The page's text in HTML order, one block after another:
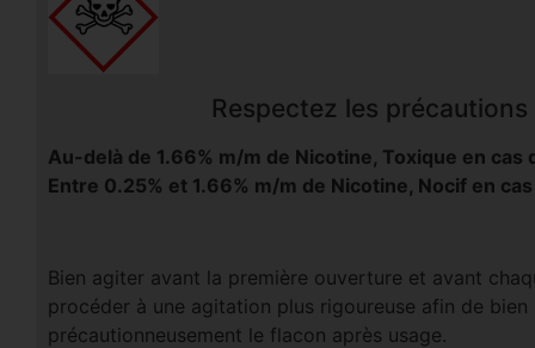
Respectez les
Au-delà de 1.66% m/m de Nicotine, Toxique en cas
Entre 0.25% et 1.66% m/m de Nicotine, Nocif en
Bien agiter avant la première ouverture et avant
procéder à une agitation plus rigoureuse afin de bien
précautionneusement le flacon après usage.